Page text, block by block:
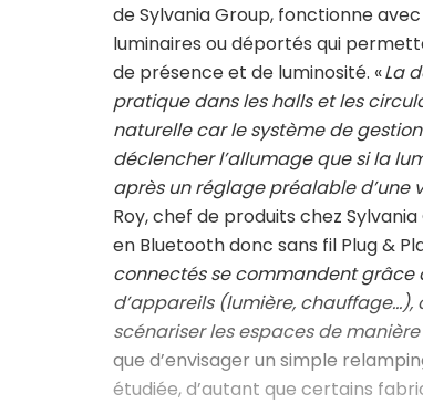
de Sylvania Group, fonctionne
luminaires ou déportés qui
de présence et de luminosité. «La
pratique dans les halls et les
naturelle car le système de
déclencher l’allumage que si la
après un réglage préalable d’une
Roy, chef de produits chez
en Bluetooth donc sans fil Plug &
connectés se commandent grâce
d’appareils (lumière,
scénariser les espaces de
que d’envisager un simple
étudiée, d’autant que certains